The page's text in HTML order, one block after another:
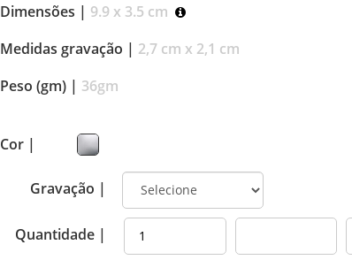
Dimensões | 9.9 x 3.5 cm
Medidas gravação | 2,7 cm x 2,1 cm
Peso (gm) | 36gm
Cor |
Gravação |
Quantidade |